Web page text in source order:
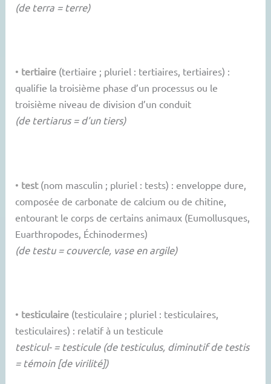
(de terra = terre)
• tertiaire (tertiaire ; pluriel : tertiaires, tertiaires) :
qualifie la troisième phase d’un processus ou le
troisième niveau de division d’un conduit
(de tertiarus = d’un tiers)
• test(nom masculin ; pluriel : tests) : enveloppe dure,
composée de carbonate de calcium ou de chitine,
entourant le corps de certains animaux (Eumollusques,
Euarthropodes, Échinodermes)
(de testu = couvercle, vase en argile)
• testiculaire (testiculaire ; pluriel : testiculaires,
testiculaires) : relatif à un testicule
testicul- = testicule (de testiculus, diminutif de testis
= témoin [de virilité])